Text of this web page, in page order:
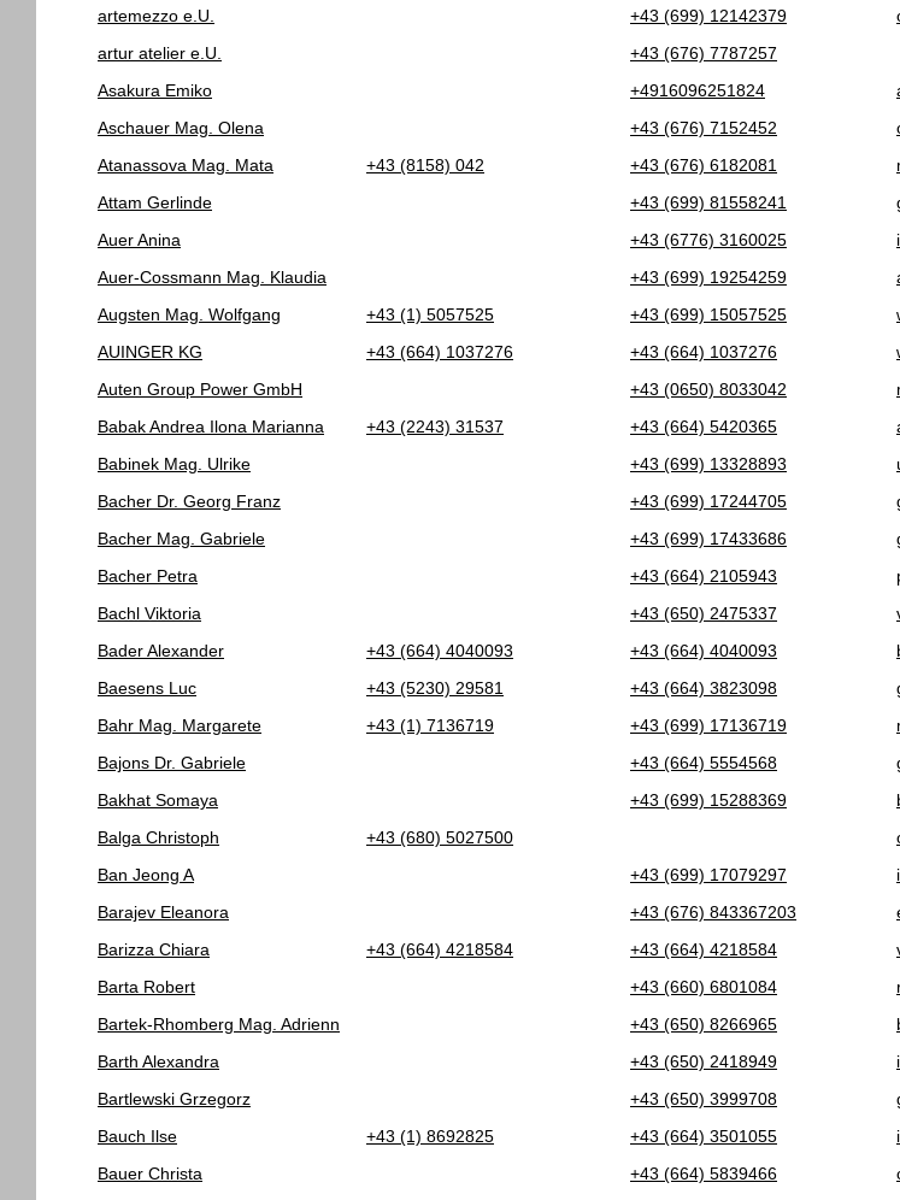
artemezzo e.U.
+43 (699) 12142379
artur atelier e.U.
+43 (676) 7787257
Asakura Emiko
+4916096251824
Aschauer Mag. Olena
+43 (676) 7152452
Atanassova Mag. Mata
+43 (8158) 042 +43 (676) 6182081
Attam Gerlinde
+43 (699) 81558241
Auer Anina
+43 (6776) 3160025
Auer-Cossmann Mag. Klaudia
+43 (699) 19254259
Augsten Mag. Wolfgang
+43 (1) 5057525 +43 (699) 15057525
AUINGER KG
+43 (664) 1037276 +43 (664) 1037276
Auten Group Power GmbH
+43 (0650) 8033042
Babak Andrea Ilona Marianna
+43 (2243) 31537 +43 (664) 5420365
Babinek Mag. Ulrike
+43 (699) 13328893
Bacher Dr. Georg Franz
+43 (699) 17244705
Bacher Mag. Gabriele
+43 (699) 17433686
Bacher Petra
+43 (664) 2105943
Bachl Viktoria
+43 (650) 2475337
Bader Alexander
+43 (664) 4040093 +43 (664) 4040093
Baesens Luc
+43 (5230) 29581 +43 (664) 3823098
Bahr Mag. Margarete
+43 (1) 7136719 +43 (699) 17136719
Bajons Dr. Gabriele
+43 (664) 5554568
Bakhat Somaya
+43 (699) 15288369
Balga Christoph
+43 (680) 5027500
Ban Jeong A
+43 (699) 17079297
Barajev Eleanora
+43 (676) 843367203
Barizza Chiara
+43 (664) 4218584 +43 (664) 4218584
Barta Robert
+43 (660) 6801084
Bartek-Rhomberg Mag. Adrienn
+43 (650) 8266965
Barth Alexandra
+43 (650) 2418949
Bartlewski Grzegorz
+43 (650) 3999708
Bauch Ilse
+43 (1) 8692825 +43 (664) 3501055
Bauer Christa
+43 (664) 5839466